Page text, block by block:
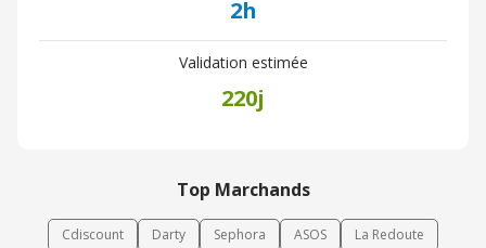
2h
Validation estimée
220j
Top Marchands
Cdiscount Darty Sephora ASOS
La Redoute